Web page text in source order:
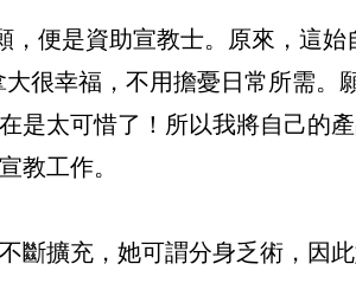
，便是資助宣教士。原來，這
大很幸福，不用擔憂日常所需
是太可惜了！所以我將自己的
教工作。
斷擴充，她可謂分身乏術，因